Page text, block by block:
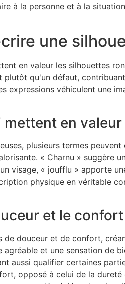
à la personne et à la
une
en valeur les silhouettes
qu'un défaut,
expressions véhiculent une
mettent en valeur
plusieurs termes
« Charnu » suggère
visage, « joufflu » apporte
physique en véritable
et le confort
douceur et de confort,
et une sensation de
aussi qualifier certaines
opposé à celui de la